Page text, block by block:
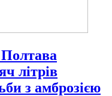
літрів
з амброзією